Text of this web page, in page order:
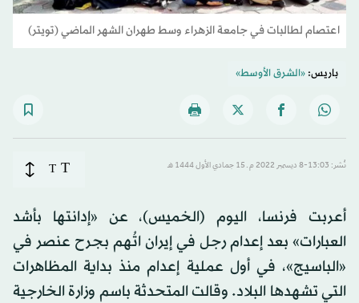
اعتصام لطالبات في جامعة الزهراء وسط طهران الشهر الماضي (تويتر)
باريس:«الشرق الأوسط»
نُشر: 13:03-8 ديسمبر 2022 م ـ 15 جمادي الأول 1444 هـ T
T
أعربت فرنسا، اليوم (الخميس)، عن «إدانتها بأشد
العبارات» بعد إعدام رجل في إيران اتُهم بجرح عنصر في
«الباسيج»، في أول عملية إعدام منذ بداية المظاهرات
التي تشهدها البلاد. وقالت المتحدثة باسم وزارة الخارجية